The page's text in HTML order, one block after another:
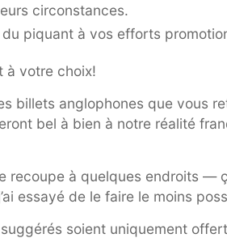
circonstances.
piquant à vos efforts
à votre choix!
billets anglophones que vous
bel à bien à notre réalité
recoupe à quelques endroits —
essayé de le faire le moins
soient uniquement